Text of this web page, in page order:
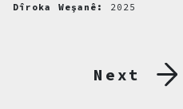
Dîroka Weşanê: 2025
Next